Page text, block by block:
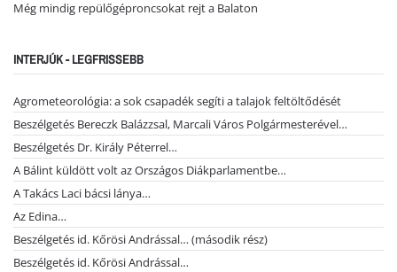
Még mindig repülőgéproncsokat rejt a Balaton
INTERJÚK - LEGFRISSEBB
Agrometeorológia: a sok csapadék segíti a talajok feltöltődését
Beszélgetés Bereczk Balázzsal, Marcali Város Polgármesterével…
Beszélgetés Dr. Király Péterrel…
A Bálint küldött volt az Országos Diákparlamentbe…
A Takács Laci bácsi lánya…
Az Edina…
Beszélgetés id. Kőrösi Andrással… (második rész)
Beszélgetés id. Kőrösi Andrással…